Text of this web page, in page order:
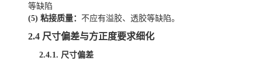
等缺陷
(5) 粘接质量： 不应有溢胶、透胶等缺陷。
2.4 尺寸偏差与方正度要求细化
2.4.1. 尺寸偏差